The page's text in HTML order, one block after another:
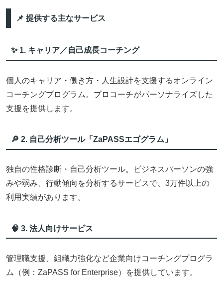
📌 提供する主なサービス
✨ 1. キャリア／自己成長コーチング
個人のキャリア・働き方・人生設計を支援するオンライン
コーチングプログラム。プロコーチがパーソナライズした
支援を提供します。
🔎 2. 自己分析ツール「ZaPASSエゴグラム」
独自の性格診断・自己分析ツール。ビジネスパーソンの強
みや弱み、行動傾向を分析するサービスで、3万件以上の
利用実績があります。
🧠 3. 法人向けサービス
管理職支援、組織力強化など企業向けコーチングプログラ
ム（例：ZaPASS for Enterprise）を提供しています。